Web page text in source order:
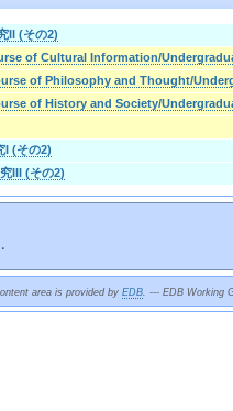
II (その2)
of Cultural Information/
of Philosophy and Thought/
of History and Society/
I (その2)
III (その2)
area is provided byEDB. --- EDB Working